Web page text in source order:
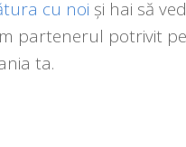
cu noi și hai să
partenerul potrivit
ta.